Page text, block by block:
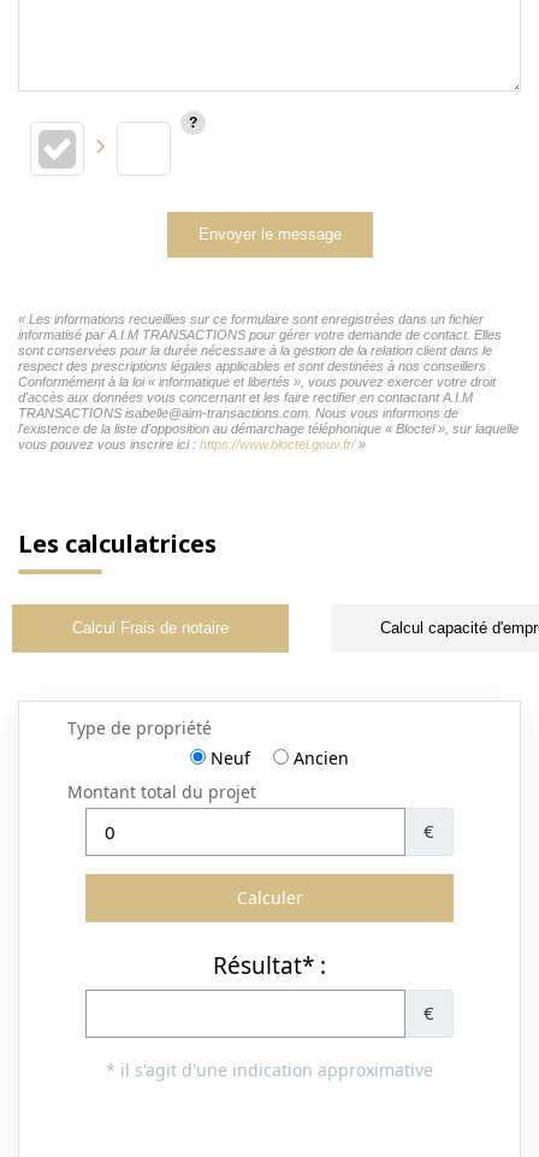
Envoyer le message
« Les informations recueillies sur ce formulaire sont enregistrées dans un fichier
informatisé par A.I.M TRANSACTIONS pour gérer votre demande de contact. Elles
sont conservées pour la durée nécessaire à la gestion de la relation client dans le
respect des prescriptions légales applicables et sont destinées à nos conseillers
Conformément à la loi « informatique et libertés », vous pouvez exercer votre droit
d'accès aux données vous concernant et les faire rectifier en contactant A.I.M
TRANSACTIONS isabelle@aim-transactions.com. Nous vous informons de
l'existence de la liste d'opposition au démarchage téléphonique « Bloctel », sur laquelle
vous pouvez vous inscrire ici : https://www.bloctel.gouv.fr/»
Les calculatrices
Calcul Frais de notaire Calcul capacité